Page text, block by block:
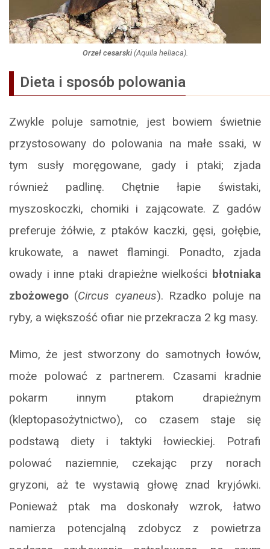
Orzeł cesarski(Aquila heliaca).
Dieta i sposób polowania
Zwykle poluje samotnie, jest bowiem świetnie
przystosowany do polowania na małe ssaki, w
tym susły moręgowane, gady i ptaki; zjada
również padlinę. Chętnie łapie świstaki,
myszoskoczki, chomiki i zającowate. Z gadów
preferuje żółwie, z ptaków kaczki, gęsi, gołębie,
krukowate, a nawet flamingi. Ponadto, zjada
owady i inne ptaki drapieżne wielkości błotniaka
zbożowego (Circus cyaneus). Rzadko poluje na
ryby, a większość ofiar nie przekracza 2 kg masy.
Mimo, że jest stworzony do samotnych łowów,
może polować z partnerem. Czasami kradnie
pokarm innym ptakom drapieżnym
(kleptopasożytnictwo), co czasem staje się
podstawą diety i taktyki łowieckiej. Potrafi
polować naziemnie, czekając przy norach
gryzoni, aż te wystawią głowę znad kryjówki.
Ponieważ ptak ma doskonały wzrok, łatwo
namierza potencjalną zdobycz z powietrza